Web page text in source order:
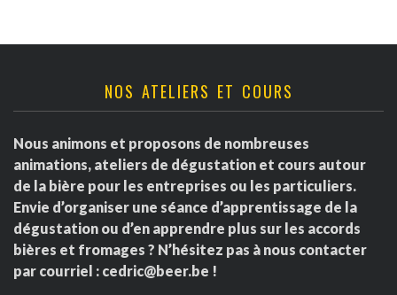
NOS ATELIERS ET COURS
Nous animons et proposons de nombreuses
animations, ateliers de dégustation et cours autour
de la bière pour les entreprises ou les particuliers.
Envie d’organiser une séance d’apprentissage de la
dégustation ou d’en apprendre plus sur les accords
bières et fromages ? N’hésitez pas à nous contacter
par courriel : cedric@beer.be !